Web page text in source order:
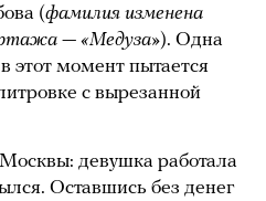
(фамилия изменена
— «Медуза»). Одна
этот момент пытается
с вырезанной
девушка работала
Оставшись без денег